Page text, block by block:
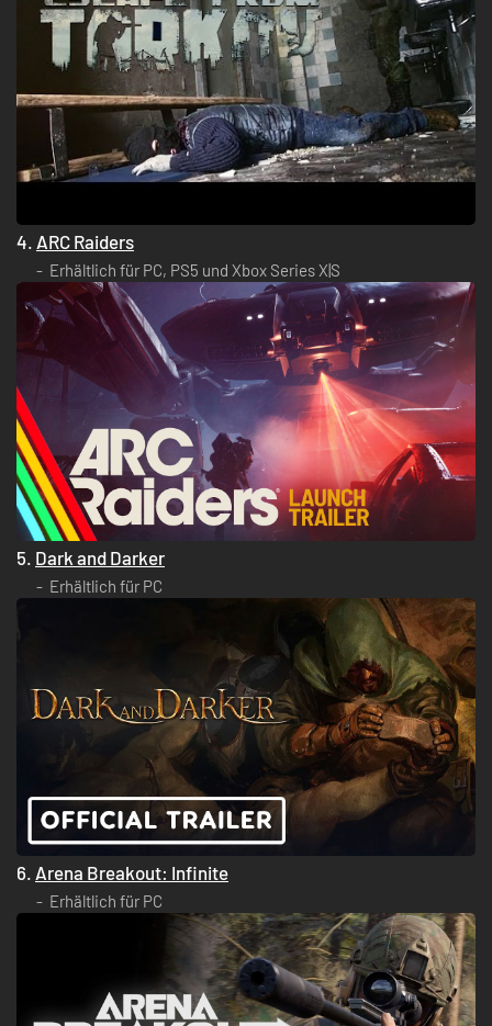
4. ARC Raiders
Erhältlich für PC, PS5 und Xbox Series X|S
5. Dark and Darker
Erhältlich für PC
6. Arena Breakout: Infinite
Erhältlich für PC